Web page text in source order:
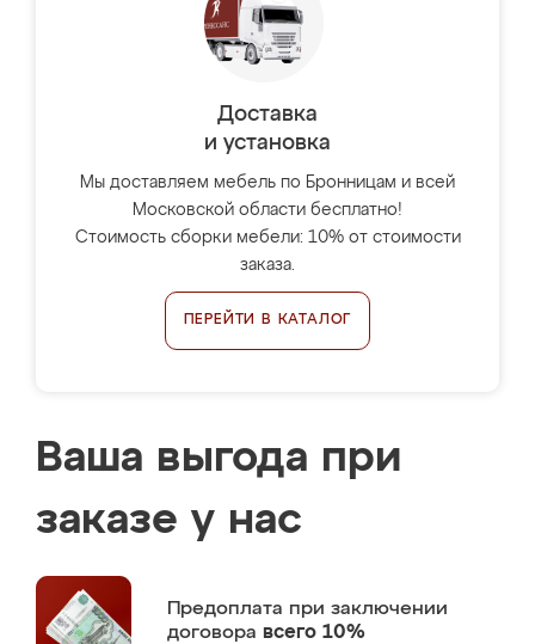
Доставка
и установка
Мы доставляем мебель по Бронницам и всей
Московской области бесплатно!
Стоимость сборки мебели: 10% от стоимости
заказа.
ПЕРЕЙТИ В КАТАЛОГ
Ваша выгода при
заказе у нас
Предоплата при заключении
договора всего 10%